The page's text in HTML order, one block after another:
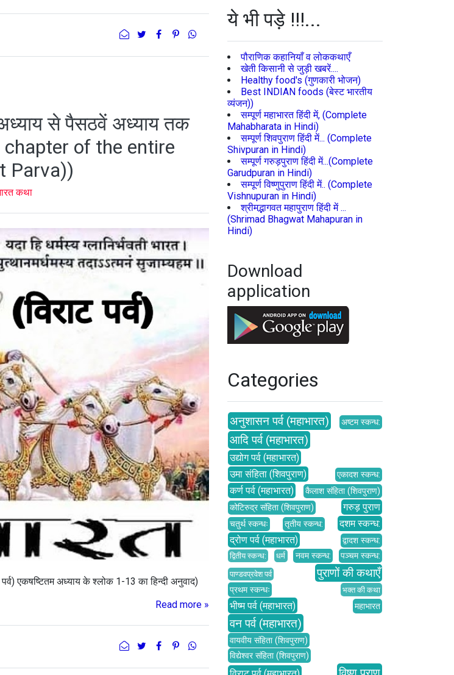
अध्याय से पैसठवें अध्याय तक
of the entire
Parva))
कथा
एकषष्टितम अध्याय के श्लोक 1-13 का हिन्दी अनुवाद)
Read more »
ये भी पड़े !!!...
पौराणिक कहानियाँ व लोककथाएँ
खेती किसानी से जुड़ी खबरें....
Healthy food's (गुणकारी भोजन)
Best INDIAN foods (बेस्ट भारतीय
व्यंजन))
सम्पूर्ण महाभारत हिंदी में, (Complete
Mahabharata in Hindi)
सम्पूर्ण शिवपुराण हिंदी में... (Complete
Shivpuran in Hindi)
सम्पूर्ण गरुड़पुराण हिंदी में...(Complete
Garudpuran in Hindi)
सम्पूर्ण विष्णुपुराण हिंदी में.. (Complete
Vishnupuran in Hindi)
श्रीमद्भागवत महापुराण हिंदी में ...
(Shrimad Bhagwat Mahapuran in
Hindi)
Download
application
Categories
अनुशासन पर्व (महाभारत) अष्टम स्कन्ध:
आदि पर्व (महाभारत)
उद्योग पर्व (महाभारत)
उमा संहिता (शिवपुराण)
एकादश स्कन्ध:
कर्ण पर्व (महाभारत)
कैलाश संहिता (शिवपुराण)
कोटिरुद्र संहिता (शिवपुराण)
गरुड़ पुराण
चतुर्थ स्कन्धः तृतीय स्कन्ध:
दशम स्कन्ध:
द्रोण पर्व (महाभारत)
द्वादश स्कन्ध:
द्वितीय स्कन्ध: धर्म नवम स्कन्ध: पञ्चम स्कन्ध:
पाण्डवप्रवेश पर्व पुराणों की कथाएँ
प्रथम स्कन्धः भक्त की कथा
भीष्म पर्व (महाभारत) महाभारत
वन पर्व (महाभारत)
वायवीय संहिता (शिवपुराण)
विद्येश्वर संहिता (शिवपुराण)